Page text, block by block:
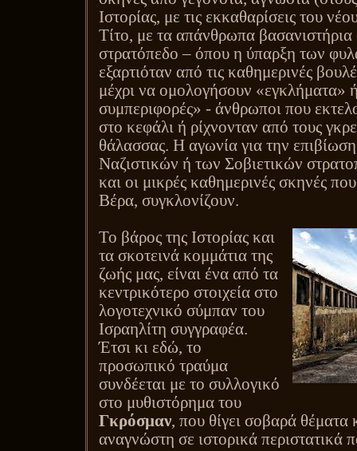
Ιστορίας, με τις εκκαθαρίσεις του
Τίτο, με τα απάνθρωπα
στρατόπεδο – όπου η ύπαρξη των
εξαρτιόταν από τις καθημερινές
μέχρι να ομολογήσουν «εγκλήματα»
συμπεριφορές» - άνθρωποι που
στο κεφάλι ή ρίχνονταν από τους
θάλασσας. Η αγωνία για την επιβίωση
Ναζιστικών ή των Σοβιετικών
και οι μικρές καθημερινές σκηνές
Βέρα, συγκλονίζουν.
Το βάρος της Ιστορίας και
τα σκοτεινά κομμάτια της
ζωής μας, είναι ένα από τα
κεντρικότερο στοιχεία στο
λογοτεχνικό σύμπαν του
Ισραηλίτη συγγραφέα.
Έτσι κι εδώ, το
προσωπικό τραύμα
συνδέεται με το συλλογικό
στο μυθιστόρημα του
Γκρόσμαν, που θίγει σοβαρά θέματα
αναγνώστη σε ιστορικά περιστατικά